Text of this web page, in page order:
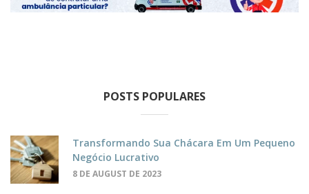
POSTS POPULARES
Transformando Sua Chácara Em Um Pequeno
Negócio Lucrativo
8 DE AUGUST DE 2023